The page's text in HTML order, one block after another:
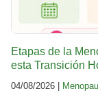
Etapas de la
esta Transición
04/08/2026 |